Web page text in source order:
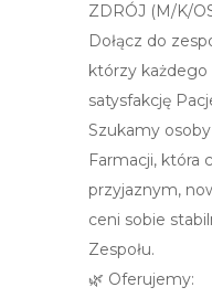
ZDRÓJ (M/K/
Dołącz do
którzy każdego
satysfakcję
Szukamy
Farmacji, która
przyjaznym,
ceni sobie
Zespołu.
🌿 Oferujemy: